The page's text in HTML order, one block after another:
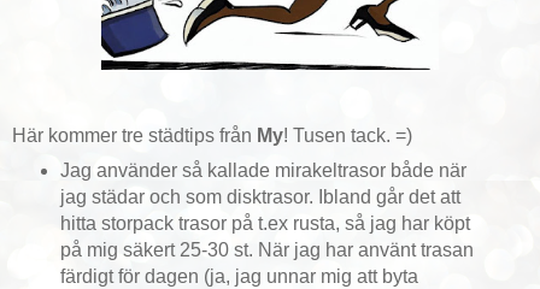
Här kommer tre städtips från My! Tusen tack. =)
Jag använder så kallade mirakeltrasor både när
jag städar och som disktrasor. Ibland går det att
hitta storpack trasor på t.ex rusta, så jag har köpt
på mig säkert 25-30 st. När jag har använt trasan
färdigt för dagen (ja, jag unnar mig att byta